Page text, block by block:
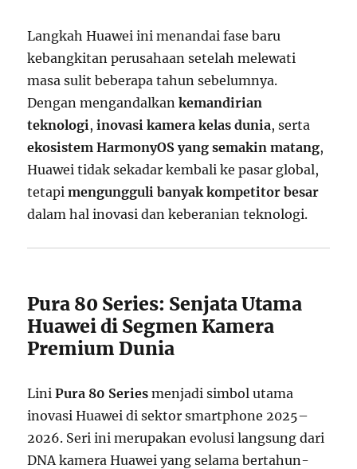
Langkah Huawei ini menandai fase baru
kebangkitan perusahaan setelah melewati
masa sulit beberapa tahun sebelumnya.
Dengan mengandalkankemandirian
teknologi,inovasi kamera kelas dunia, serta
ekosistem HarmonyOS yang semakin matang,
Huawei tidak sekadar kembali ke pasar global,
tetapimengungguli banyak kompetitor besar
dalam hal inovasi dan keberanian teknologi.
Pura 80 Series: Senjata Utama
Huawei di Segmen Kamera
Premium Dunia
LiniPura 80 Series menjadi simbol utama
inovasi Huawei di sektor smartphone 2025–
2026. Seri ini merupakan evolusi langsung dari
DNA kamera Huawei yang selama bertahun-